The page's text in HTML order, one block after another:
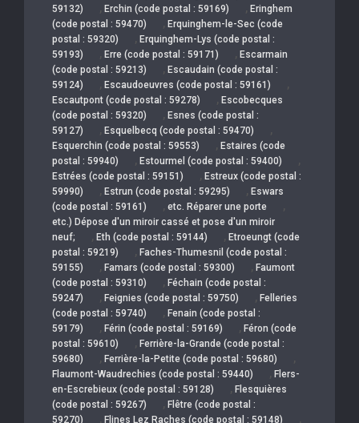
59132)
, Erchin (code postal : 59169) , Eringhem
(code postal : 59470)
, Erquinghem-le-Sec (code
postal : 59320)
, Erquinghem-Lys (code postal :
59193)
, Erre (code postal : 59171) , Escarmain
(code postal : 59213)
, Escaudain (code postal :
59124)
, Escaudoeuvres (code postal : 59161) ,
Escautpont (code postal : 59278) , Escobecques
(code postal : 59320)
, Esnes (code postal :
59127)
, Esquelbecq (code postal : 59470) ,
Esquerchin (code postal : 59553) , Estaires (code
postal : 59940)
, Estourmel (code postal : 59400) ,
Estrées (code postal : 59151) , Estreux (code postal :
59990)
, Estrun (code postal : 59295) , Eswars
(code postal : 59161)
, etc. Réparer une porte ,
etc.) Dépose d'un miroir cassé et pose d'un miroir
neuf;
, Eth (code postal : 59144) , Etroeungt (code
postal : 59219)
, Faches-Thumesnil (code postal :
59155)
, Famars (code postal : 59300) , Faumont
(code postal : 59310)
, Féchain (code postal :
59247)
, Feignies (code postal : 59750) , Felleries
(code postal : 59740)
, Fenain (code postal :
59179)
, Férin (code postal : 59169) , Féron (code
postal : 59610)
, Ferrière-la-Grande (code postal :
59680)
, Ferrière-la-Petite (code postal : 59680) ,
Flaumont-Waudrechies (code postal : 59440) , Flers-
en-Escrebieux (code postal : 59128)
, Flesquières
(code postal : 59267)
, Flêtre (code postal :
59270)
, Flines Lez Raches (code postal : 59148) ,